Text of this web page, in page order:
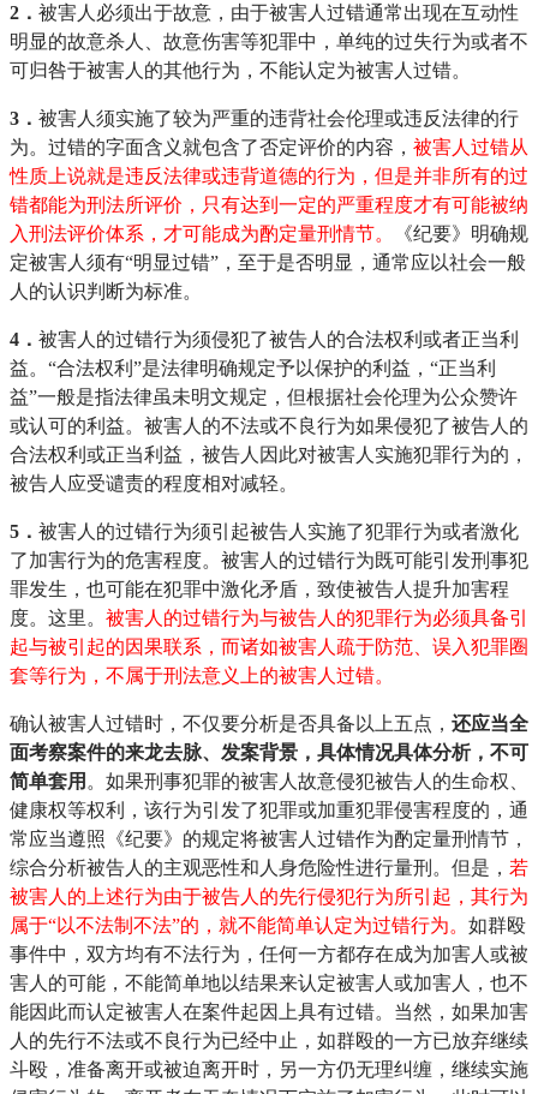
2． 被害人必须出于故意，由于被害人过错通常出现在互动性
明显的故意杀人、故意伤害等犯罪中，单纯的过失行为或者不
可归咎于被害人的其他行为，不能认定为被害人过错。
3． 被害人须实施了较为严重的违背社会伦理或违反法律的行
为。过错的字面含义就包含了否定评价的内容， 被害人过错从
性质上说就是违反法律或违背道德的行为，但是并非所有的过
错都能为刑法所评价，只有达到一定的严重程度才有可能被纳
入刑法评价体系，才可能成为酌定量刑情节。
《纪要》明确规
定被害人须有“明显过错”，至于是否明显，通常应以社会一般
人的认识判断为标准。
4． 被害人的过错行为须侵犯了被告人的合法权利或者正当利
益。“合法权利”是法律明确规定予以保护的利益，“正当利
益”一般是指法律虽未明文规定，但根据社会伦理为公众赞许
或认可的利益。被害人的不法或不良行为如果侵犯了被告人的
合法权利或正当利益，被告人因此对被害人实施犯罪行为的，
被告人应受谴责的程度相对减轻。
5． 被害人的过错行为须引起被告人实施了犯罪行为或者激化
了加害行为的危害程度。被害人的过错行为既可能引发刑事犯
罪发生，也可能在犯罪中激化矛盾，致使被告人提升加害程
度。这里。 被害人的过错行为与被告人的犯罪行为必须具备引
起与被引起的因果联系，而诸如被害人疏于防范、误入犯罪圈
套等行为，不属于刑法意义上的被害人过错。
确认被害人过错时，不仅要分析是否具备以上五点， 还应当全
面考察案件的来龙去脉、发案背景，具体情况具体分析，不可
简单套用 。如果刑事犯罪的被害人故意侵犯被告人的生命权、
健康权等权利，该行为引发了犯罪或加重犯罪侵害程度的，通
常应当遵照《纪要》的规定将被害人过错作为酌定量刑情节，
综合分析被告人的主观恶性和人身危险性进行量刑。但是， 若
被害人的上述行为由于被告人的先行侵犯行为所引起，其行为
属于“以不法制不法”的，就不能简单认定为过错行为。 如群殴
事件中，双方均有不法行为，任何一方都存在成为加害人或被
害人的可能，不能简单地以结果来认定被害人或加害人，也不
能因此而认定被害人在案件起因上具有过错。当然，如果加害
人的先行不法或不良行为已经中止，如群殴的一方已放弃继续
斗殴，准备离开或被迫离开时，另一方仍无理纠缠，继续实施